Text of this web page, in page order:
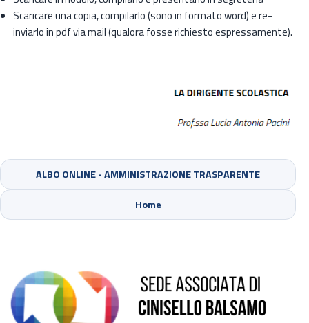
Scaricare una copia, compilarlo (sono in formato word) e re-
inviarlo in pdf via mail (qualora fosse richiesto espressamente).
ALBO ONLINE - AMMINISTRAZIONE TRASPARENTE
Home
Sede di Cinisello Balsamo
Sede di Sesto San Giovanni